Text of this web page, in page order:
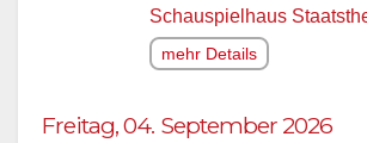
Schauspielhaus
mehr Details
Freitag, 04. September 2026